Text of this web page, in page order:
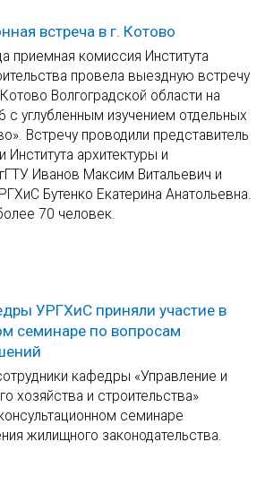
встреча в г. Котово
приемная комиссия Института
провела выездную встречу
Волгоградской области на
углубленным изучением отдельных
Встречу проводили представитель
архитектуры и
Иванов Максим Витальевич и
Бутенко Екатерина Анатольевна.
70 человек.
УРГХиС приняли участие в
семинаре по вопросам
кафедры «Управление и
хозяйства и строительства»
семинаре
жилищного законодательства.